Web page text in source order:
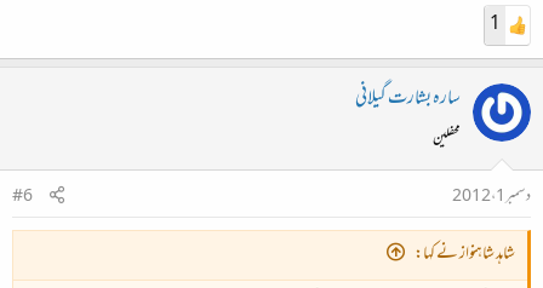
1
سارہ بشارت گیلانی
محفلین
دسمبر 1، 2012
#6
شاہد شاہنواز نے کہا: